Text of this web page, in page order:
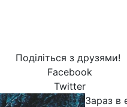
Поділіться з друзями!
Facebook
Twitter
Зараз в